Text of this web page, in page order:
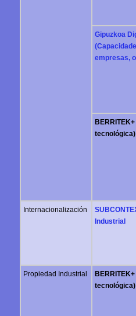
Gipuzkoa
empresas,
tecnológica)
Internacionalización
Industrial
Propiedad Industrial
tecnológica)